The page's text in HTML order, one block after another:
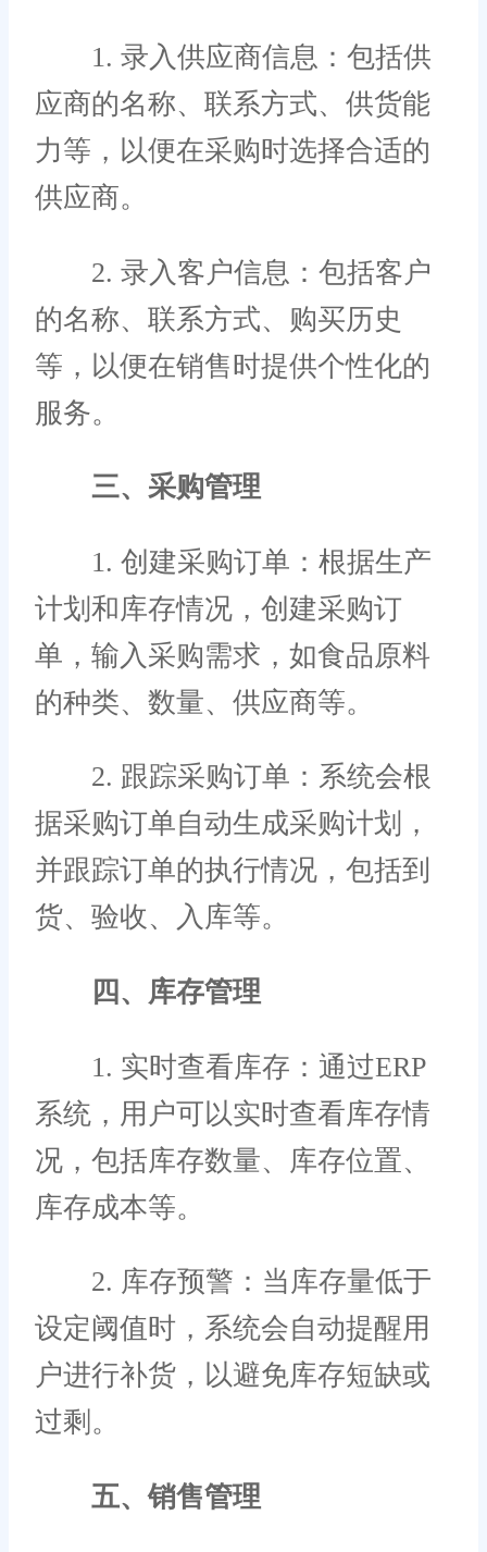
1. 录入供应商信息：包括供
应商的名称、联系方式、供货能
力等，以便在采购时选择合适的
供应商。
2. 录入客户信息：包括客户
的名称、联系方式、购买历史
等，以便在销售时提供个性化的
服务。
三、采购管理
1. 创建采购订单：根据生产
计划和库存情况，创建采购订
单，输入采购需求，如食品原料
的种类、数量、供应商等。
2. 跟踪采购订单：系统会根
据采购订单自动生成采购计划，
并跟踪订单的执行情况，包括到
货、验收、入库等。
四、库存管理
1. 实时查看库存：通过ERP
系统，用户可以实时查看库存情
况，包括库存数量、库存位置、
库存成本等。
2. 库存预警：当库存量低于
设定阈值时，系统会自动提醒用
户进行补货，以避免库存短缺或
过剩。
五、销售管理